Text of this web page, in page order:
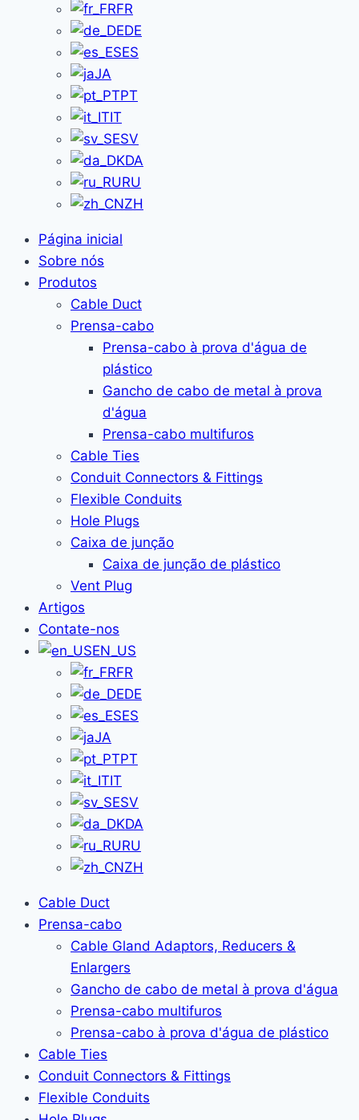
FR
DE
ES
JA
PT
IT
SV
DA
RU
ZH
Página inicial
Sobre nós
Produtos
Cable Duct
Prensa-cabo
Prensa-cabo à prova d'água de
plástico
Gancho de cabo de metal à prova
d'água
Prensa-cabo multifuros
Cable Ties
Conduit Connectors & Fittings
Flexible Conduits
Hole Plugs
Caixa de junção
Caixa de junção de plástico
Vent Plug
Artigos
Contate-nos
EN_US
FR
DE
ES
JA
PT
IT
SV
DA
RU
ZH
Cable Duct
Prensa-cabo
Cable Gland Adaptors, Reducers &
Enlargers
Gancho de cabo de metal à prova d'água
Prensa-cabo multifuros
Prensa-cabo à prova d'água de plástico
Cable Ties
Conduit Connectors & Fittings
Flexible Conduits